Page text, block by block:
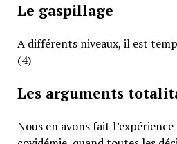
Le gaspillage
A différents niveaux, il est
(4)
Les arguments
Nous en avons fait